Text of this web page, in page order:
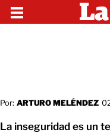
Por: ARTURO MELÉNDEZ
La inseguridad es un